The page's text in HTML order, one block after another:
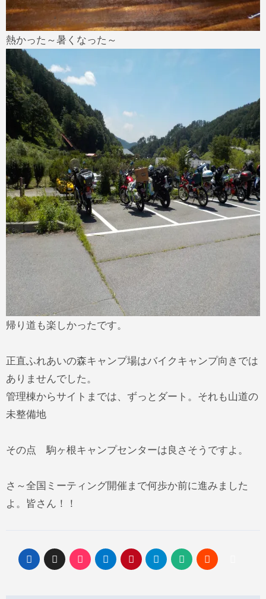
熱かった～暑くなった～
帰り道も楽しかったです。
正直ふれあいの森キャンプ場はバイクキャンプ向きでは
ありませんでした。
管理棟からサイトまでは、ずっとダート。それも山道の
未整備地
その点 駒ヶ根キャンプセンターは良さそうですよ。
さ～全国ミーティング開催まで何歩か前に進みました
よ。皆さん！！